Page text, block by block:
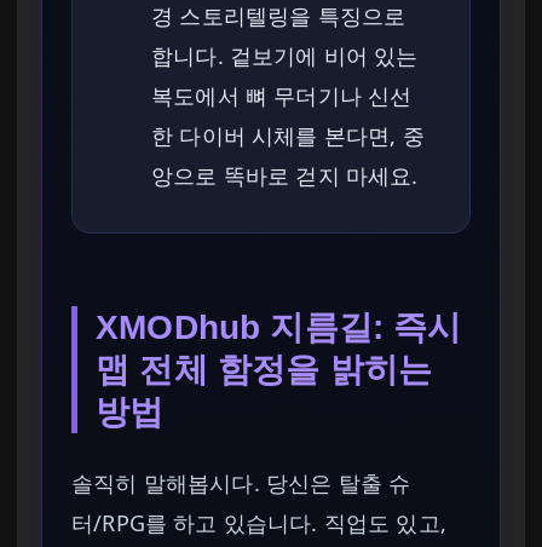
경 스토리텔링을 특징으로
합니다. 겉보기에 비어 있는
복도에서 뼈 무더기나 신선
한 다이버 시체를 본다면, 중
앙으로 똑바로 걷지 마세요.
XMODhub 지름길: 즉시
맵 전체 함정을 밝히는
방법
솔직히 말해봅시다. 당신은 탈출 슈
터/RPG를 하고 있습니다. 직업도 있고,